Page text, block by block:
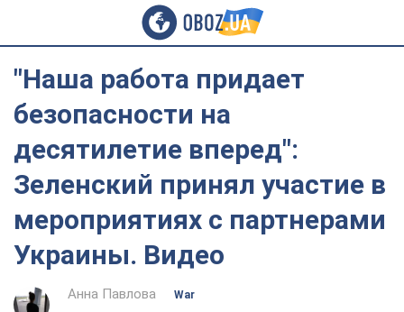
"Наша работа придает
безопасности на
десятилетие вперед":
Зеленский принял участие в
мероприятиях с партнерами
Украины. Видео
Анна Павлова
War